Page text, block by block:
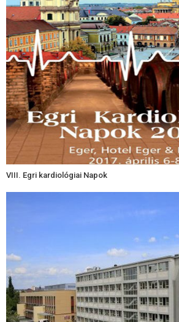
VIII. Egri kardiológiai Napok